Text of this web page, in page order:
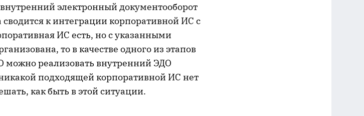
электронный документооборот
к интеграции корпоративной ИС с
ИС есть, но с указанными
то в качестве одного из этапов
можно реализовать внутренний ЭДО
подходящей корпоративной ИС нет
как быть в этой ситуации.